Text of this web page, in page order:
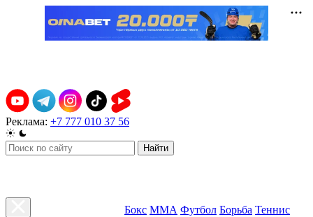
Реклама: +7 777 010 37 56
Найти
Бокс ММА Футбол Борьба Теннис